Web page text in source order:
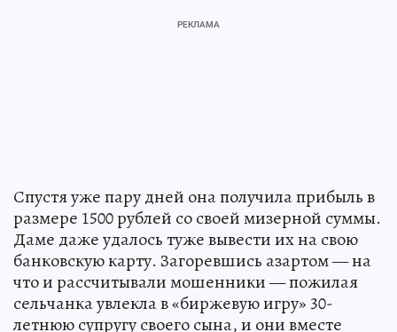
Спустя уже пару дней она получила прибыль в
размере 1500 рублей со своей мизерной суммы.
Даме даже удалось туже вывести их на свою
банковскую карту. Загоревшись азартом — на
что и рассчитывали мошенники — пожилая
сельчанка увлекла в «биржевую игру» 30-
летнюю супругу своего сына, и они вместе